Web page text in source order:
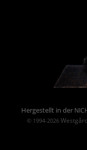
Hergestellt in der
© 1994-2026